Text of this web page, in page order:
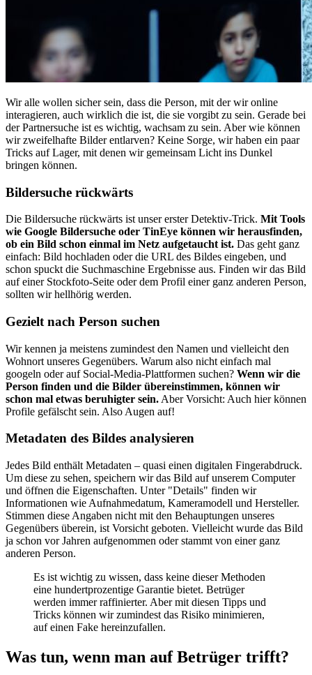
Wir alle wollen sicher sein, dass die Person, mit der wir online
interagieren, auch wirklich die ist, die sie vorgibt zu sein. Gerade bei
der Partnersuche ist es wichtig, wachsam zu sein. Aber wie können
wir zweifelhafte Bilder entlarven? Keine Sorge, wir haben ein paar
Tricks auf Lager, mit denen wir gemeinsam Licht ins Dunkel
bringen können.
Bildersuche rückwärts
Die Bildersuche rückwärts ist unser erster Detektiv-Trick. Mit Tools
wie Google Bildersuche oder TinEye können wir herausfinden,
ob ein Bild schon einmal im Netz aufgetaucht ist. Das geht ganz
einfach: Bild hochladen oder die URL des Bildes eingeben, und
schon spuckt die Suchmaschine Ergebnisse aus. Finden wir das Bild
auf einer Stockfoto-Seite oder dem Profil einer ganz anderen Person,
sollten wir hellhörig werden.
Gezielt nach Person suchen
Wir kennen ja meistens zumindest den Namen und vielleicht den
Wohnort unseres Gegenübers. Warum also nicht einfach mal
googeln oder auf Social-Media-Plattformen suchen? Wenn wir die
Person finden und die Bilder übereinstimmen, können wir
schon mal etwas beruhigter sein. Aber Vorsicht: Auch hier können
Profile gefälscht sein. Also Augen auf!
Metadaten des Bildes analysieren
Jedes Bild enthält Metadaten – quasi einen digitalen Fingerabdruck.
Um diese zu sehen, speichern wir das Bild auf unserem Computer
und öffnen die Eigenschaften. Unter "Details" finden wir
Informationen wie Aufnahmedatum, Kameramodell und Hersteller.
Stimmen diese Angaben nicht mit den Behauptungen unseres
Gegenübers überein, ist Vorsicht geboten. Vielleicht wurde das Bild
ja schon vor Jahren aufgenommen oder stammt von einer ganz
anderen Person.
Es ist wichtig zu wissen, dass keine dieser Methoden
eine hundertprozentige Garantie bietet. Betrüger
werden immer raffinierter. Aber mit diesen Tipps und
Tricks können wir zumindest das Risiko minimieren,
auf einen Fake hereinzufallen.
Was tun, wenn man auf Betrüger trifft?